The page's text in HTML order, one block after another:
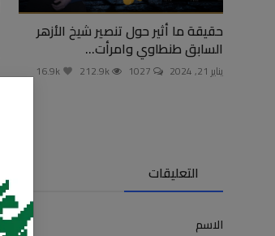
حقيقة ما أثير حول تنصير شيخ الأزهر
السابق طنطاوي وامرأت...
يناير 21, 2024
التعليقات
الاسم